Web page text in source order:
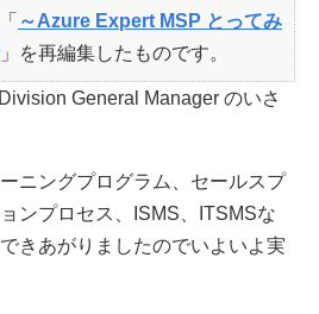
～Azure Expert MSP とってみ
」を再編集したものです。
General Manager のいさ
ニングプログラム、セールスプ
ンプロセス、ISMS、ITSMSな
きあがりましたのでいよいよ実